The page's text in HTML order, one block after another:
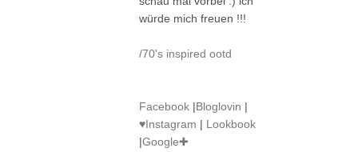
würde mich freuen !!!
/70's inspired ootd
Facebook |Bloglovin |
♥Instagram | Lookbook
|Google✚